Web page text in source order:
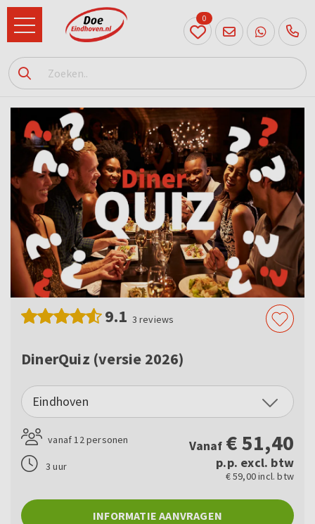
040
231
0
9.1 3 reviews
DinerQuiz (versie 2026)
Eindhoven
vanaf 12 personen
3 uur
Vanaf €51,40
p.p. excl. btw
€ 59,00 incl. btw
INFORMATIE AANVRAGEN